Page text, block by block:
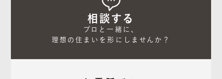
相談する
プロと一緒に、
理想の住まいを形にしませんか？